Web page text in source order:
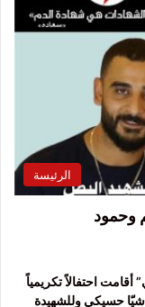
الرئيسة
وحمود
احتفالاً تكريمياً
شيّا حسيكي وللشهيدة